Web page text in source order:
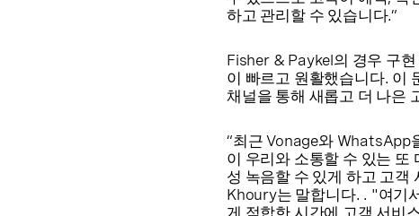
하고 관리할 수 있습니다.”
Fisher & Paykel의 경우 구
이 빠르고 원활했습니다. 이
채널을 통해 새롭고 더 나은
“최근 Vonage와 WhatsApp
이 우리와 소통할 수 있는 또
성 녹음할 수 있게 하고 고객
Khoury는 말합니다. . "여기
게 적합한 시간에 고객 서비